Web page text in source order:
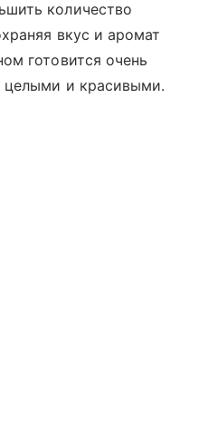
количество
вкус и аромат
готовится очень
целыми и красивыми.